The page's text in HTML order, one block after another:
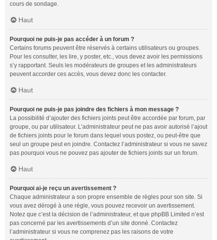
cours de sondage.
Haut
Pourquoi ne puis-je pas accéder à un forum ?
Certains forums peuvent être réservés à certains utilisateurs ou groupes.
Pour les consulter, les lire, y poster, etc., vous devez avoir les permissions
s’y rapportant. Seuls les modérateurs de groupes et les administrateurs
peuvent accorder ces accès, vous devez donc les contacter.
Haut
Pourquoi ne puis-je pas joindre des fichiers à mon message ?
La possibilité d’ajouter des fichiers joints peut être accordée par forum, par
groupe, ou par utilisateur. L’administrateur peut ne pas avoir autorisé l’ajout
de fichiers joints pour le forum dans lequel vous postez, ou peut-être que
seul un groupe peut en joindre. Contactez l’administrateur si vous ne savez
pas pourquoi vous ne pouvez pas ajouter de fichiers joints sur un forum.
Haut
Pourquoi ai-je reçu un avertissement ?
Chaque administrateur a son propre ensemble de règles pour son site. Si
vous avez dérogé à une règle, vous pouvez recevoir un avertissement.
Notez que c’est la décision de l’administrateur, et que phpBB Limited n’est
pas concerné par les avertissements d’un site donné. Contactez
l’administrateur si vous ne comprenez pas les raisons de votre